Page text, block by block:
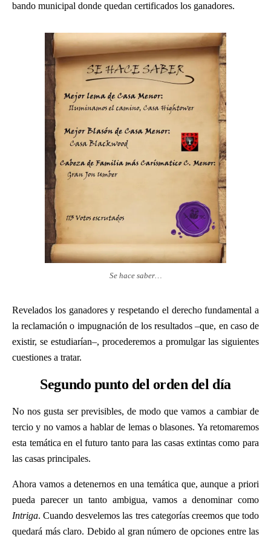
bando municipal donde quedan certificados los ganadores.
Se hace saber…
Revelados los ganadores y respetando el derecho fundamental a
la reclamación o impugnación de los resultados –que, en caso de
existir, se estudiarían–, procederemos a promulgar las siguientes
cuestiones a tratar.
Segundo punto del orden del día
No nos gusta ser previsibles, de modo que vamos a cambiar de
tercio y no vamos a hablar de lemas o blasones. Ya retomaremos
esta temática en el futuro tanto para las casas extintas como para
las casas principales.
Ahora vamos a detenernos en una temática que, aunque a priori
pueda parecer un tanto ambigua, vamos a denominar como
Intriga. Cuando desvelemos las tres categorías creemos que todo
quedará más claro. Debido al gran número de opciones entre las